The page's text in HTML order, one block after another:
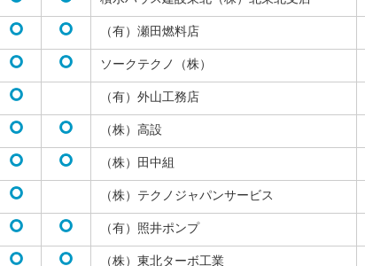
（有）瀬田燃料店
ソークテクノ（株）
（有）外山工務店
（株）高設
（株）田中組
（株）テクノジャパンサービス
（有）照井ポンプ
（株）東北ターボ工業